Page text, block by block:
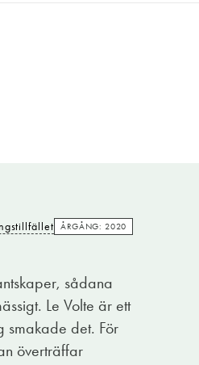
ÅRGÅNG: 2020
sådana
Le Volte är ett
smakade det. För
överträffar
vinerna Masseto och
dofter och smaker av
samt inslag av
väldigt bra ihop. Ett